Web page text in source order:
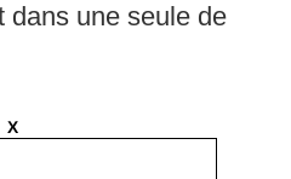
dans une seule de